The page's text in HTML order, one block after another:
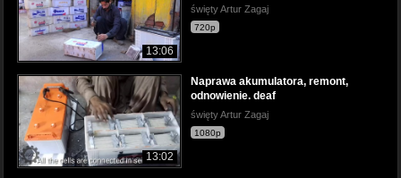
13:06
święty Artur Zagaj
720p
13:02
Naprawa akumulatora, remont,
odnowienie. deaf
święty Artur Zagaj
1080p